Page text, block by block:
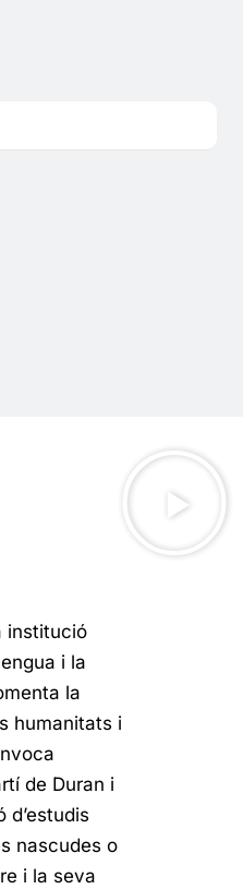
institució
i la
la
humanitats i
de Duran i
nascudes o
i la seva